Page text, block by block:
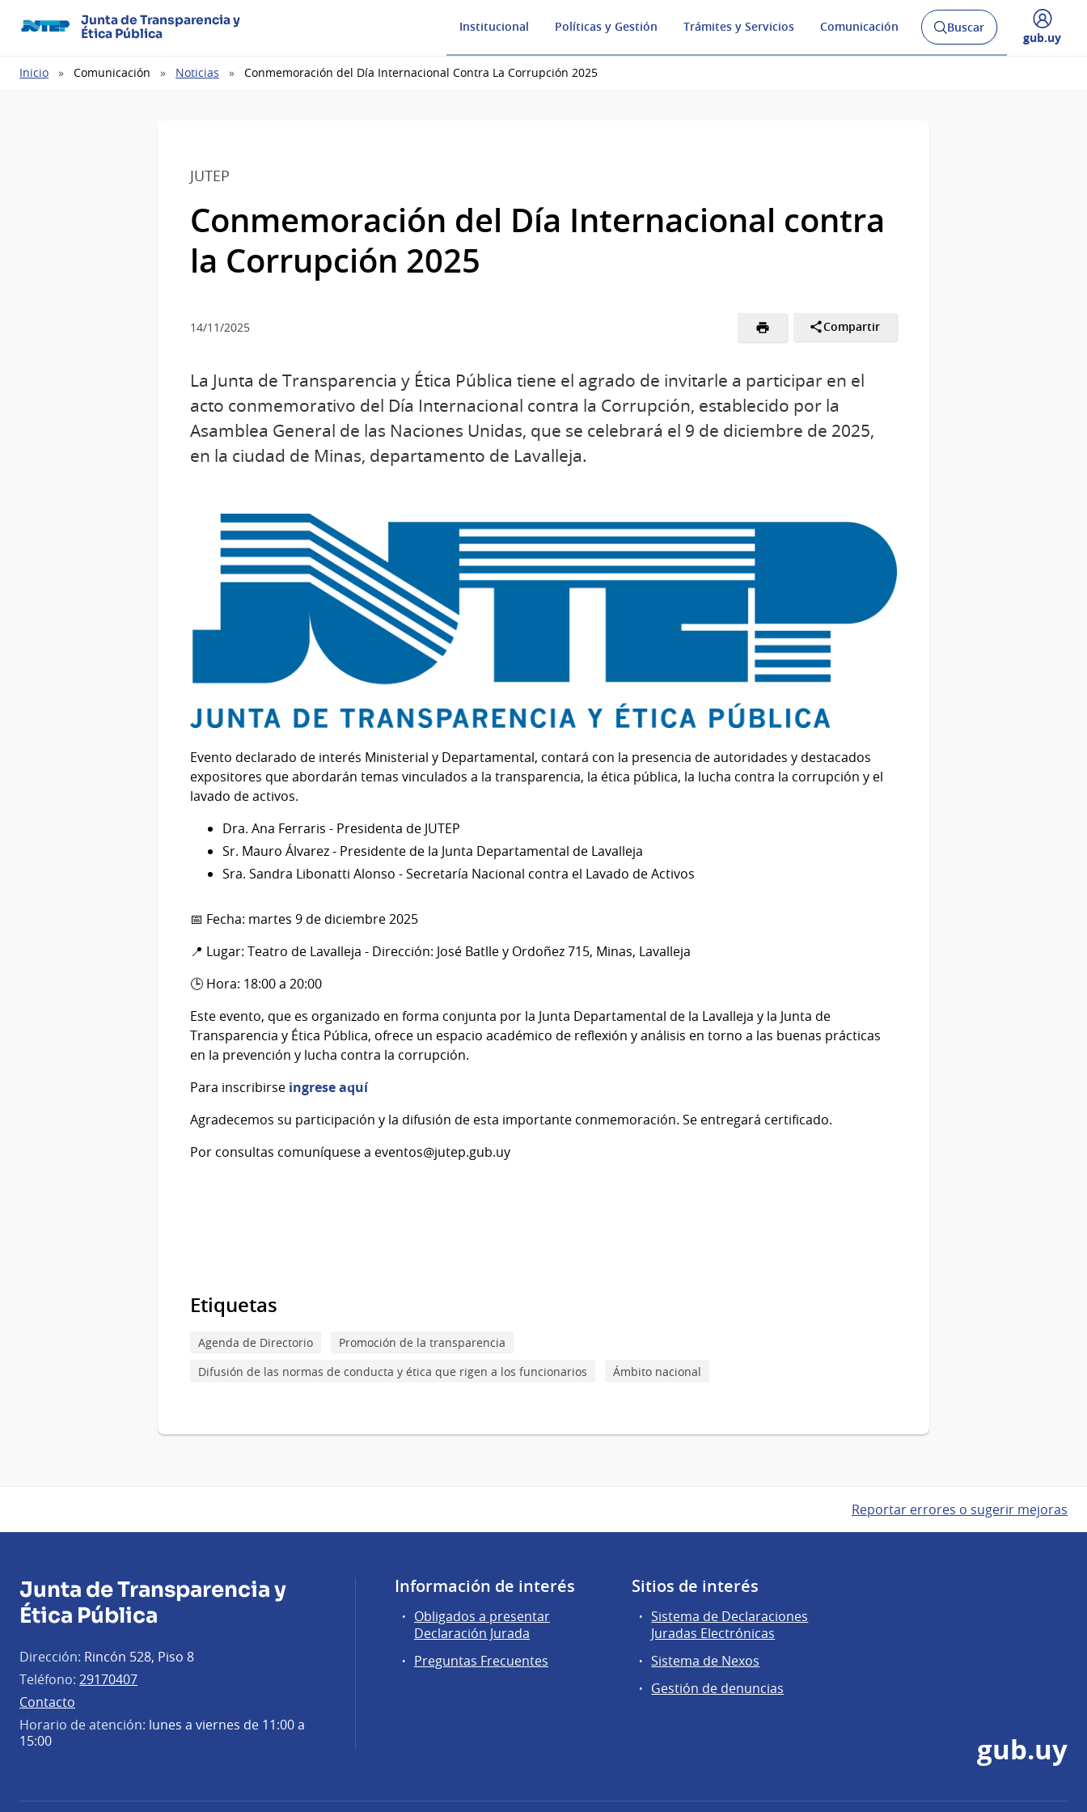
Junta de Transparencia y
Ética Pública
Institucional Políticas y Gestión Trámites y Servicios Comunicación
Abrir
buscador
Buscar
Desplegar
gub.uy
Ruta
Inicio Comunicación Noticias Conmemoración del Día Internacional Contra La Corrupción 2025
JUTEP
Conmemoración del Día Internacional contra
la Corrupción 2025
14/11/2025 Compartir
La Junta de Transparencia y Ética Pública tiene el agrado de invitarle a participar en el
acto conmemorativo del Día Internacional contra la Corrupción, establecido por la
Asamblea General de las Naciones Unidas, que se celebrará el 9 de diciembre de 2025,
en la ciudad de Minas, departamento de Lavalleja.
Evento declarado de interés Ministerial y Departamental, contará con la presencia de autoridades y destacados
expositores que abordarán temas vinculados a la transparencia, la ética pública, la lucha contra la corrupción y el
lavado de activos.
Dra. Ana Ferraris - Presidenta de JUTEP
Sr. Mauro Álvarez - Presidente de la Junta Departamental de Lavalleja
Sra. Sandra Libonatti Alonso - Secretaría Nacional contra el Lavado de Activos
📅 Fecha: martes 9 de diciembre 2025
📍 Lugar: Teatro de Lavalleja - Dirección: José Batlle y Ordoñez 715, Minas, Lavalleja
🕒 Hora: 18:00 a 20:00
Este evento, que es organizado en forma conjunta por la Junta Departamental de la Lavalleja y la Junta de
Transparencia y Ética Pública, ofrece un espacio académico de reflexión y análisis en torno a las buenas prácticas
en la prevención y lucha contra la corrupción.
Para inscribirse ingrese aquí
Agradecemos su participación y la difusión de esta importante conmemoración. Se entregará certificado.
Por consultas comuníquese a eventos@jutep.gub.uy
Etiquetas
Agenda de Directorio
Promoción de la transparencia
Difusión de las normas de conducta y ética que rigen a los funcionarios
Ámbito nacional
Reportar errores o sugerir mejoras
Junta de Transparencia y
Ética Pública
Dirección: Rincón 528, Piso 8
Teléfono: 29170407
Contacto
Horario de atención: lunes a viernes de 11:00 a
15:00
Información de interés
Obligados a presentar
Declaración Jurada
Preguntas Frecuentes
Sitios de interés
Sistema de Declaraciones
Juradas Electrónicas
Sistema de Nexos
Gestión de denuncias
gub.uy